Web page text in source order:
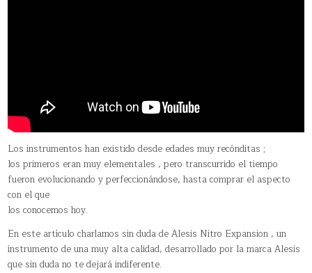
Los instrumentos han existido desde edades muy recónditas ;
los primeros eran muy elementales , pero transcurrido el tiempo
fueron evolucionando y perfeccionándose, hasta comprar el aspecto
con el que
los conocemos hoy.
En este artículo charlamos sin duda de Alesis Nitro Expansion , un
instrumento de una muy alta calidad, desarrollado por la marca Alesis
que sin duda no te dejará indiferente.